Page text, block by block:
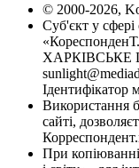
© 2000-2026,
Суб'єкт у
ХАРКІВСЬКЕ
Ідентифікатор
Використання
сайті,
При